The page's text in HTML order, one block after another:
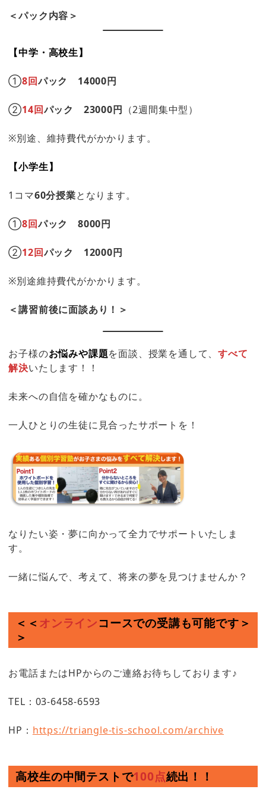
＜パック内容＞
【中学・高校生】
①8回パック 14000円
②14回パック 23000円 （2週間集中型）
※別途、維持費代がかかります。
【小学生】
1コマ60分授業となります。
①8回パック 8000円
②12回パック 12000円
※別途維持費代がかかります。
＜講習前後に面談あり！＞
お子様のお悩みや課題を面談、授業を通して、すべて
解決いたします！！
未来への自信を確かなものに。
一人ひとりの生徒に見合ったサポートを！
なりたい姿・夢に向かって全力でサポートいたしま
す。
一緒に悩んで、考えて、将来の夢を見つけませんか？
＜＜ オンラインコースでの受講も可能です＞
＞
お電話またはHPからのご連絡お待ちしております♪
TEL：03-6458-6593
HP： https://triangle-tis-school.com/archive
高校生の中間テストで100点続出！！